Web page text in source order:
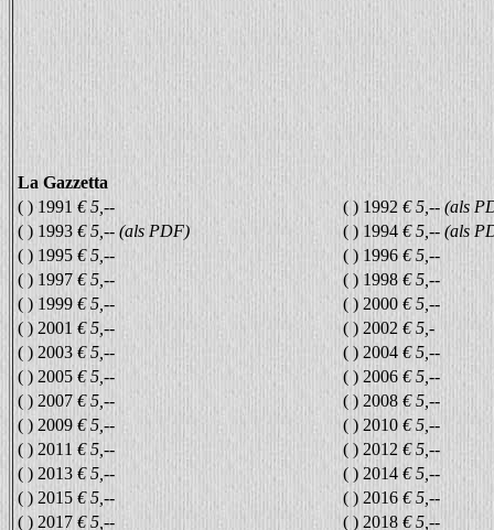
La Gazzetta
( ) 1991 € 5,-- ( ) 1992 € 5,-- (als
( ) 1993 € 5,-- (als PDF) ( ) 1994 € 5,-- (als
( ) 1995 € 5,-- ( ) 1996 € 5,--
( ) 1997 € 5,-- ( ) 1998 € 5,--
( ) 1999 € 5,-- ( ) 2000 € 5,--
( ) 2001 € 5,-- ( ) 2002 € 5,-
( ) 2003 € 5,-- ( ) 2004 € 5,--
( ) 2005 € 5,-- ( ) 2006 € 5,--
( ) 2007 € 5,-- ( ) 2008 € 5,--
( ) 2009 € 5,-- ( ) 2010 € 5,--
( ) 2011 € 5,-- ( ) 2012 € 5,--
( ) 2013 € 5,-- ( ) 2014 € 5,--
( ) 2015 € 5,-- ( ) 2016 € 5,--
( ) 2017 € 5,-- ( ) 2018 € 5,--